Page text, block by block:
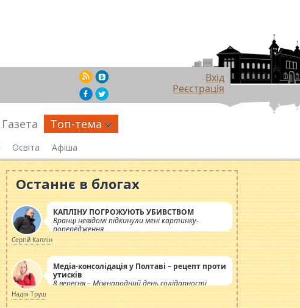
Вхід
Реєстрація
Газета Топ-тема
Освіта Афіша
Останнє в блогах
КАПЛІНУ ПОГРОЖУЮТЬ УБИВСТВОМ
Вранці невідомі підкинули мені картинку-
попередження
Сергій Каплін
Медіа-консолідація у Полтаві – рецепт проти
утисків
8 вересня – Міжнародний день солідарності
журналістів.
Надія Труш